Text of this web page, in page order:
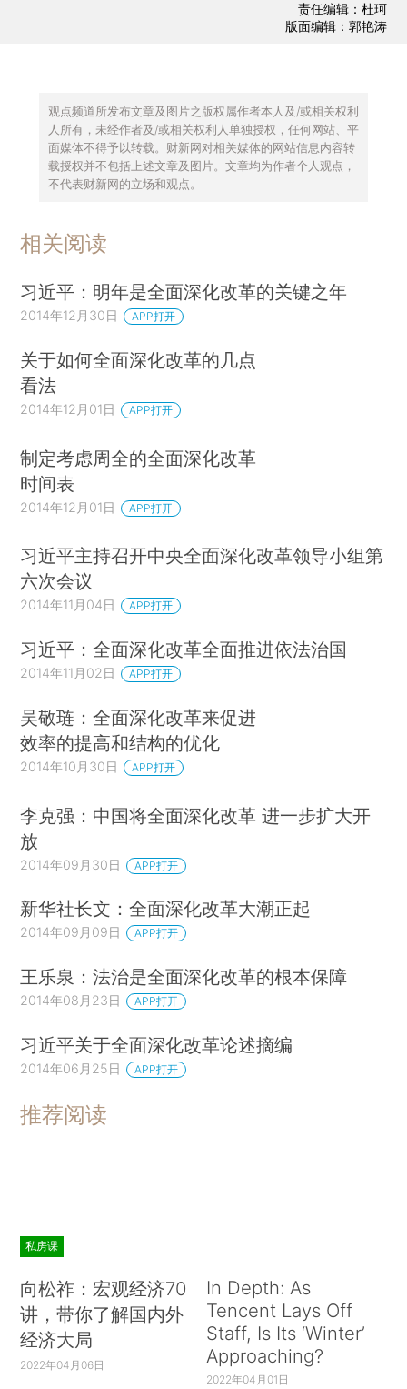
责任编辑：杜珂
版面编辑：郭艳涛
观点频道所发布文章及图片之版权属作者本人及/或相关权利
人所有，未经作者及/或相关权利人单独授权，任何网站、平
面媒体不得予以转载。财新网对相关媒体的网站信息内容转
载授权并不包括上述文章及图片。文章均为作者个人观点，
不代表财新网的立场和观点。
相关阅读
习近平：明年是全面深化改革的关键之年
2014年12月30日 APP打开
关于如何全面深化改革的几点
看法
2014年12月01日 APP打开
制定考虑周全的全面深化改革
时间表
2014年12月01日 APP打开
习近平主持召开中央全面深化改革领导小组第
六次会议
2014年11月04日 APP打开
习近平：全面深化改革全面推进依法治国
2014年11月02日 APP打开
吴敬琏：全面深化改革来促进
效率的提高和结构的优化
2014年10月30日 APP打开
李克强：中国将全面深化改革 进一步扩大开
放
2014年09月30日 APP打开
新华社长文：全面深化改革大潮正起
2014年09月09日 APP打开
王乐泉：法治是全面深化改革的根本保障
2014年08月23日 APP打开
习近平关于全面深化改革论述摘编
2014年06月25日 APP打开
推荐阅读
私房课
向松祚：宏观经济70
讲，带你了解国内外
经济大局
2022年04月06日
In Depth: As
Tencent Lays Off
Staff, Is Its ‘Winter’
Approaching?
2022年04月01日